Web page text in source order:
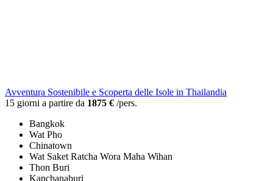
Avventura Sostenibile e Scoperta delle Isole in Thailandia
15 giorni a partire da 1875 € /pers.
Bangkok
Wat Pho
Chinatown
Wat Saket Ratcha Wora Maha Wihan
Thon Buri
Kanchanaburi